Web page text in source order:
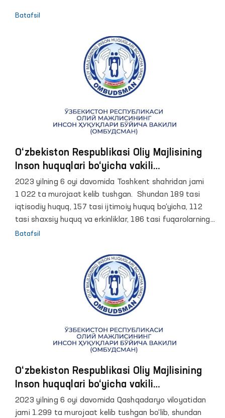
Batafsil
O‘zbekiston Respublikasi Oliy Majlisining
Inson huquqlari bo‘yicha vakili
(ombudsman) nomiga Toshkent shahar
bo‘yicha kelib tushgan murojaatlar tahlili
2023 yilning 6 oyi davomida Toshkent shahridan jami
1 022 ta murojaat kelib tushgan. Shundan 189 tasi
iqtisodiy huquq, 157 tasi ijtimoiy huquq bo‘yicha, 112
tasi shaxsiy huquq va erkinliklar, 186 tasi fuqarolarning
murojaat etish huquqlari, 66 tasi bola huquqlari, 36 tasi
shuningdek 196 ta murojaat huquqni muhofaza qiluvchi
organlar faoliyatiga tegishli.
Batafsil
O‘zbekiston Respublikasi Oliy Majlisining
Inson huquqlari bo‘yicha vakili
(ombudsman) nomiga Qashqadaryo viloyati
hududi bo‘yicha kelib tushgan murojaatlar
2023 yilning 6 oyi davomida Qashqadaryo viloyatidan
jami 1.299 ta murojaat kelib tushgan bo‘lib, shundan